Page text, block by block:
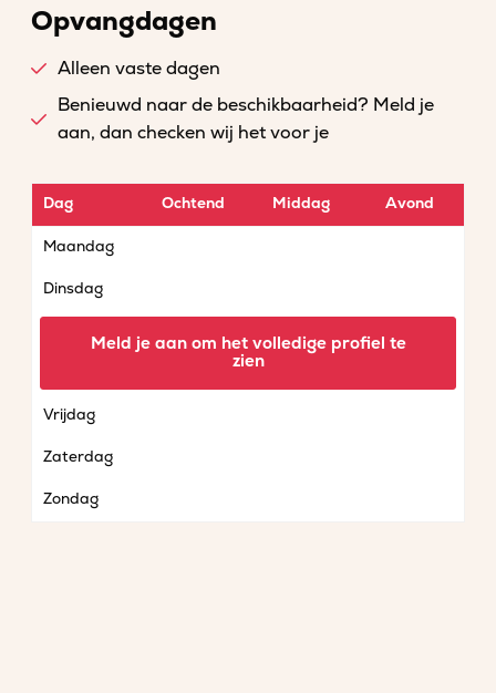
Opvangdagen
Alleen vaste dagen
Benieuwd naar de beschikbaarheid? Meld je
aan, dan checken wij het voor je
Dag Ochtend Middag Avond
Maandag
Dinsdag
Vrijdag
Zaterdag
Zondag
Meld je aan om het volledige profiel te
zien